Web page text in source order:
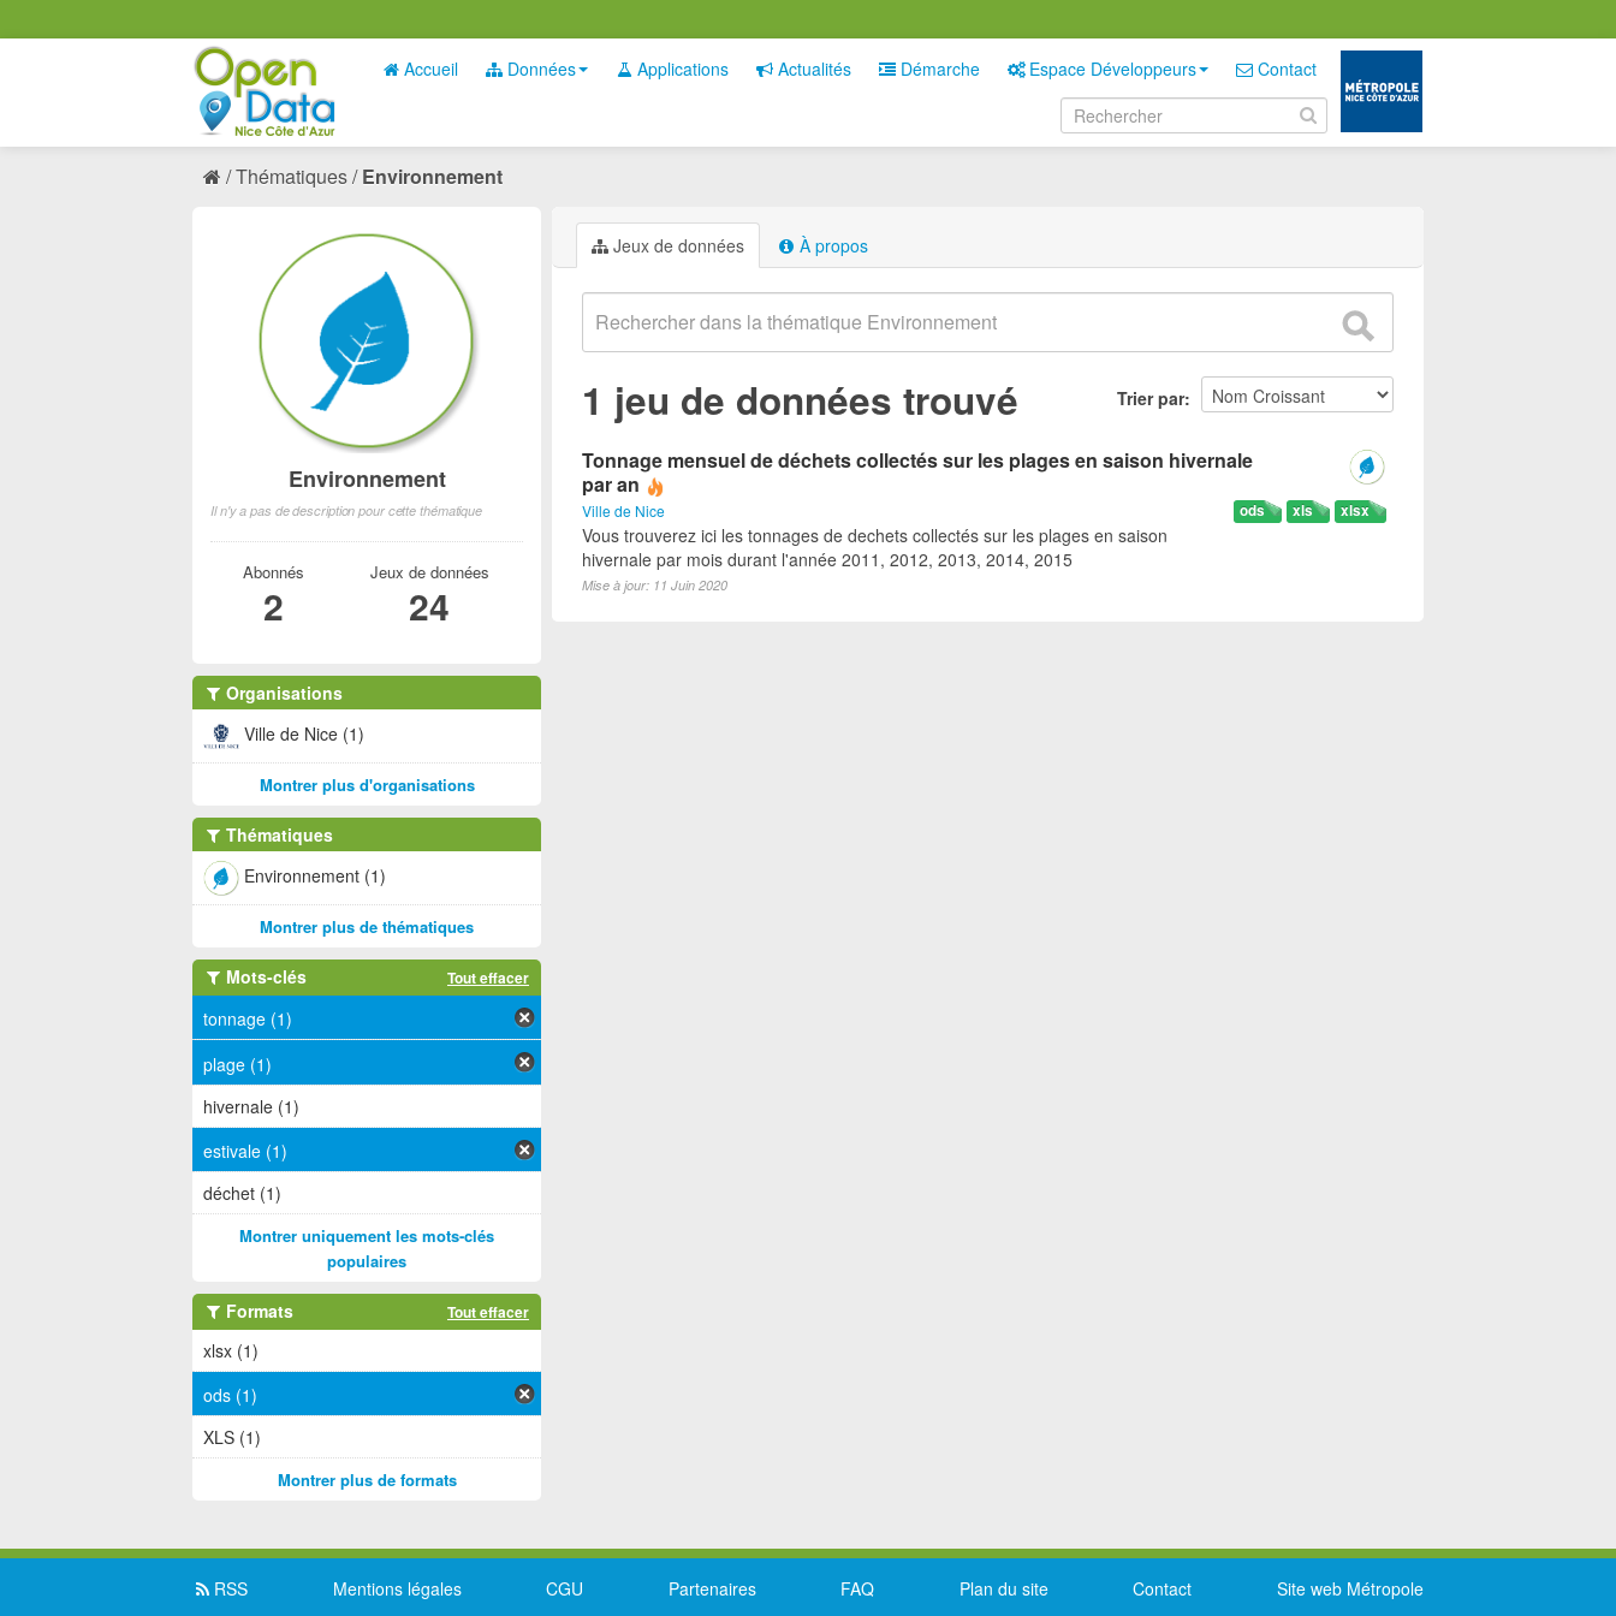
Accueil Données Applications Actualités Démarche Espace Développeurs Contact
Thématiques Environnement
Jeux de données À propos
Trier par
1 jeu de données trouvé
Tonnage mensuel de déchets collectés sur les plages en saison hivernale
par an
Ville de Nice xlsx
xls
ods
Vous trouverez ici les tonnages de dechets collectés sur les plages en saison
hivernale par mois durant l'année 2011, 2012, 2013, 2014, 2015
Mise à jour: 11 Juin 2020
Environnement
Il n'y a pas de description pour cette thématique
Abonnés
2
Jeux de données
24
Organisations
Ville de Nice (1)
Montrer plus d'organisations
Thématiques
Environnement (1)
Montrer plus de thématiques
Mots-clés Tout effacer
tonnage (1)
plage (1)
hivernale (1)
estivale (1)
déchet (1)
Montrer uniquement les mots-clés
populaires
Formats Tout effacer
xlsx (1)
ods (1)
XLS (1)
Montrer plus de formats
RSS Mentions légales CGU Partenaires FAQ Plan du site Contact Site web Métropole